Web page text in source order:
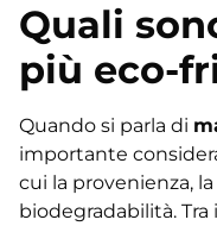
Quali
più eco-
Quando si parla di
importante
cui la provenienza,
biodegradabilità.